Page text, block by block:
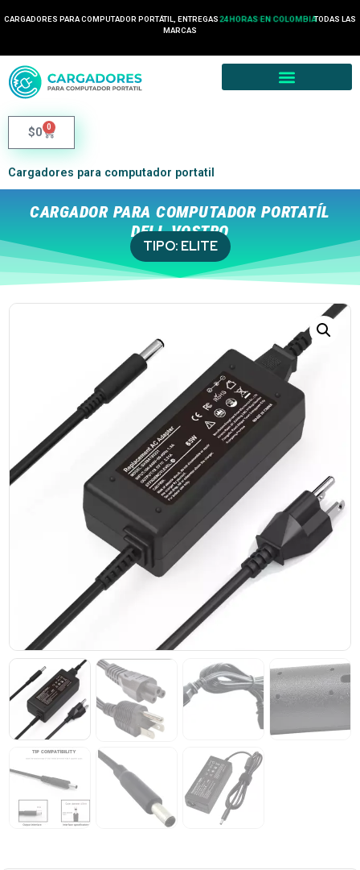
CARGADORES PARA COMPUTADOR PORTÁTIL, ENTREGAS 24 HORAS EN COLOMBIATODAS LAS
MARCAS
$0 0
Cargadores para computador portatil
CARGADOR PARA COMPUTADOR PORTATÍL
DELL VOSTRO
TIPO: ELITE